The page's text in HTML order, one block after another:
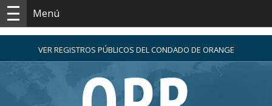
Menú
VER REGISTROS PÚBLICOS DEL CONDADO DE ORANGE